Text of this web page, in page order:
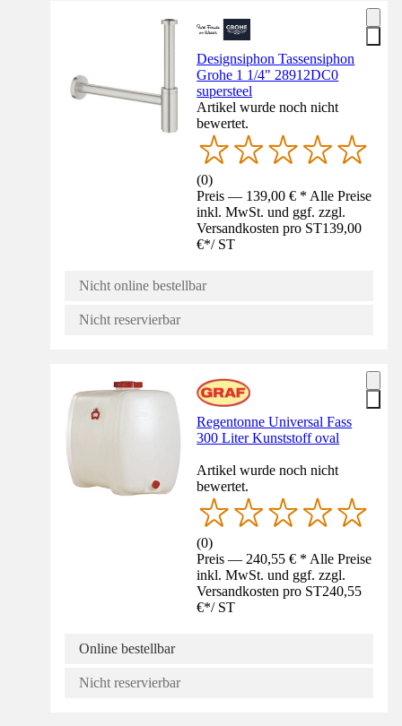
Designsiphon Tassensiphon
Grohe 1 1/4" 28912DC0
supersteel
Artikel wurde noch nicht
bewertet.
(0)
Preis — 139,00 € * Alle Preise
inkl. MwSt. und ggf. zzgl.
Versandkosten pro ST139,00
€*/ ST
Nicht online bestellbar
Nicht reservierbar
Regentonne Universal Fass
300 Liter Kunststoff oval
Artikel wurde noch nicht
bewertet.
(0)
Preis — 240,55 € * Alle Preise
inkl. MwSt. und ggf. zzgl.
Versandkosten pro ST240,55
€*/ ST
Online bestellbar
Nicht reservierbar